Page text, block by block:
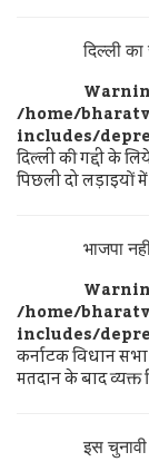
दिल्ली
/home/
includes/
दिल्ली की गद्दी के
पिछली दो लड़ाइयों
भाजपा
/home/
includes/
कर्नाटक विधान
मतदान के बाद व्यक्त
इस